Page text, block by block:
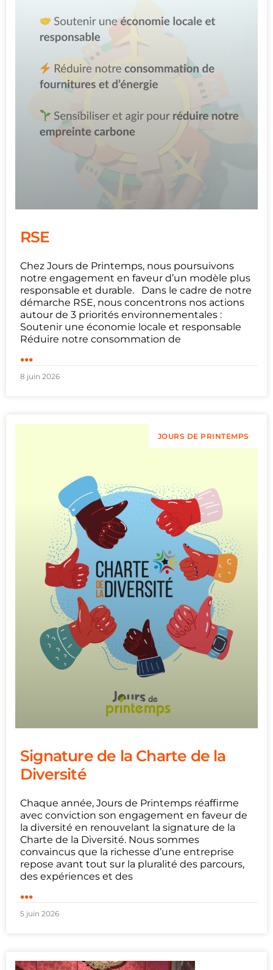
RSE
Chez Jours de Printemps, nous poursuivons
notre engagement en faveur d’un modèle plus
responsable et durable. Dans le cadre de notre
démarche RSE, nous concentrons nos actions
autour de 3 priorités environnementales :
Soutenir une économie locale et responsable
Réduire notre consommation de
...
8 juin 2026
JOURS DE PRINTEMPS
Signature de la Charte de la
Diversité
Chaque année, Jours de Printemps réaffirme
avec conviction son engagement en faveur de
la diversité en renouvelant la signature de la
Charte de la Diversité. Nous sommes
convaincus que la richesse d’une entreprise
repose avant tout sur la pluralité des parcours,
des expériences et des
...
5 juin 2026